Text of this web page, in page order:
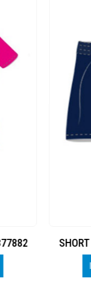
8778791